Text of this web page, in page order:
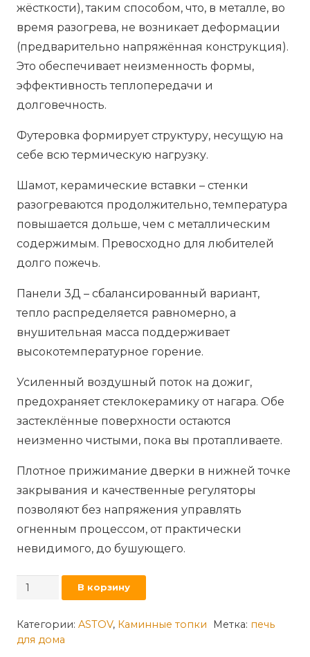
жёсткости), таким способом, что, в металле, во
время разогрева, не возникает деформации
(предварительно напряжённая конструкция).
Это обеспечивает неизменность формы,
эффективность теплопередачи и
долговечность.
Футеровка формирует структуру, несущую на
себе всю термическую нагрузку.
Шамот, керамические вставки – стенки
разогреваются продолжительно, температура
повышается дольше, чем с металлическим
содержимым. Превосходно для любителей
долго пожечь.
Панели 3Д – сбалансированный вариант,
тепло распределяется равномерно, а
внушительная масса поддерживает
высокотемпературное горение.
Усиленный воздушный поток на дожиг,
предохраняет стеклокерамику от нагара. Обе
застеклённые поверхности остаются
неизменно чистыми, пока вы протапливаете.
Плотное прижимание дверки в нижней точке
закрывания и качественные регуляторы
позволяют без напряжения управлять
огненным процессом, от практически
невидимого, до бушующего.
Количество
Каминная
топка
В корзину
Категории: ASTOV, Каминные топки Метка: печь
для дома